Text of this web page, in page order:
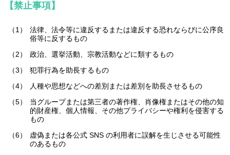
【禁止事項】
法律、法令等に違反するまたは違反する恐れならびに公序良
俗等に反するもの
政治、選挙活動、宗教活動などに類するもの
犯罪行為を助長するもの
人種や思想などへの差別または差別を助長させるもの
当グループまたは第三者の著作権、肖像権またはその他の知
的財産権、個人情報、その他プライバシーや権利を侵害する
もの
虚偽または各公式 SNS の利用者に誤解を生じさせる可能性
のあるもの